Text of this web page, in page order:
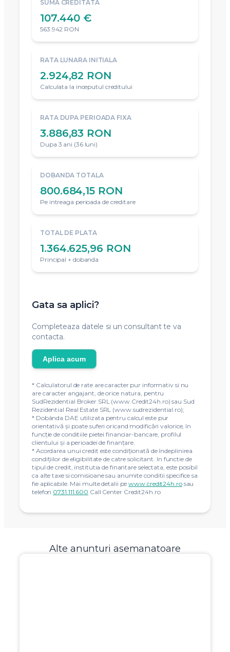
SUMA CREDITATA
107.440 €
563.942 RON
RATA LUNARA INITIALA
2.924,82 RON
Calculata la inceputul creditului
RATA DUPA PERIOADA FIXA
3.886,83 RON
Dupa 3 ani (36 luni)
DOBANDA TOTALA
800.684,15 RON
Pe intreaga perioada de creditare
TOTAL DE PLATA
1.364.625,96 RON
Principal + dobanda
Gata sa aplici?
Completeaza datele si un consultant te va
contacta.
Aplica acum
* Calculatorul de rate are caracter pur informativ si nu
are caracter angajant, de orice natura, pentru
SudRezidential Broker SRL (www.Credit24h.ro) sau Sud
Rezidential Real Estate SRL (www.sudrezidential.ro);
* Dobânda DAE utilizata pentru calcul este pur
orientativă și poate suferi oricand modificări valorice, în
funcție de conditiile pietei financiar-bancare, profilul
clientului și a perioadei de finanțare.
* Acordarea unui credit este condiţionată de îndeplinirea
condiţiilor de eligibilitate de catre solicitant. In functie de
tipul de credit, institutia de finantare selectata, este posibil
ca alte taxe si comisioane sau anumite conditii specifice sa
fie aplicabile. Mai multe detalii pewww.credit24h.rosau
telefon 0731.111.600 Call Center Credit24h.ro
Alte anunturi asemanatoare